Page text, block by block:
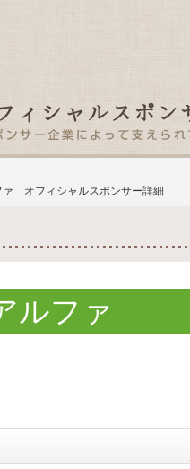
ァ オフィシャルスポンサー詳細
ルファ